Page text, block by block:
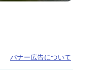
バナー広告について